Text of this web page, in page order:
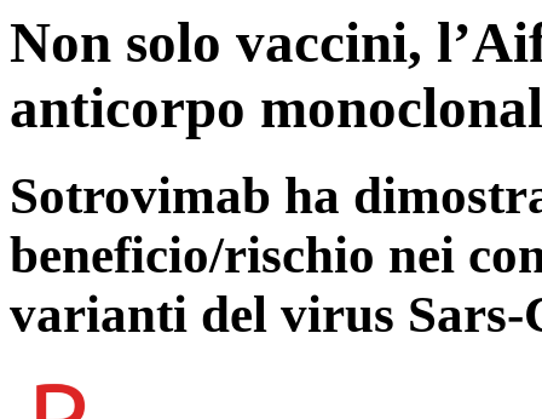
Non solo vaccini,
anticorpo
Sotrovimab ha
beneficio/rischio nei
varianti del virus Sars-